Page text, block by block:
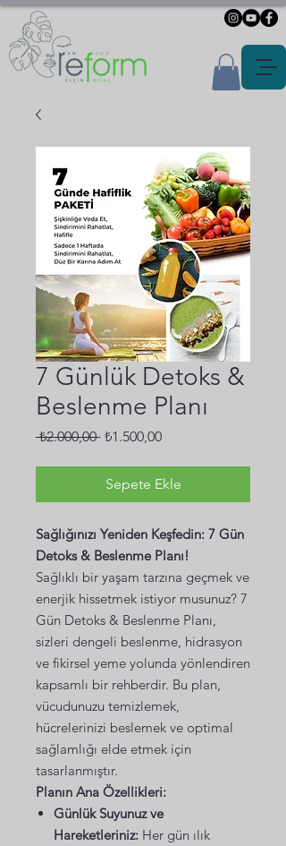
7 Günlük Detoks &
Beslenme Planı
₺2.000,00 Normal
₺1.500,00İndirimli
Sepete Ekle
Sağlığınızı Yeniden Keşfedin: 7 Gün
Detoks & Beslenme Planı!
Sağlıklı bir yaşam tarzına geçmek ve
enerjik hissetmek istiyor musunuz? 7
Gün Detoks & Beslenme Planı,
sizleri dengeli beslenme, hidrasyon
ve fikirsel yeme yolunda yönlendiren
kapsamlı bir rehberdir. Bu plan,
vücudunuzu temizlemek,
hücrelerinizi beslemek ve optimal
sağlamlığı elde etmek için
tasarlanmıştır.
Planın Ana Özellikleri:
Günlük Suyunuz ve
Hareketleriniz: Her gün ılık